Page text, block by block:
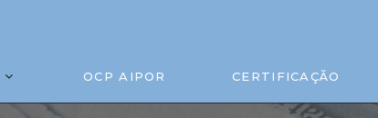
OCP AIPOR CERTIFICAÇÃO